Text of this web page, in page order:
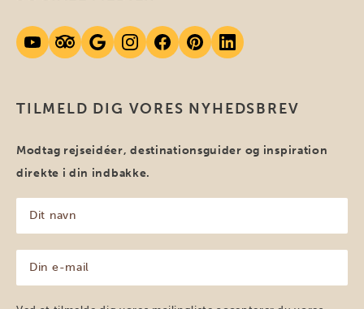
TILMELD DIG VORES NYHEDSBREV
Modtag rejseidéer, destinationsguider og inspiration
direkte i din indbakke.
navn
(Påkrævet)
mail
(Påkrævet)